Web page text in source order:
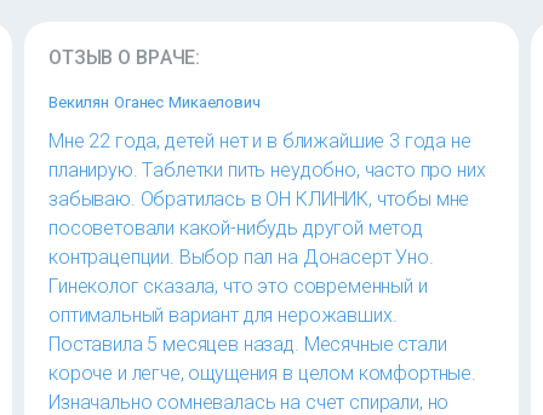
ОТЗЫВ О ВРАЧЕ:
Векилян Оганес Микаелович
Мне 22 года, детей нет и в ближайшие 3 года не
планирую. Таблетки пить неудобно, часто про них
забываю. Обратилась в ОН КЛИНИК, чтобы мне
посоветовали какой-нибудь другой метод
контрацепции. Выбор пал на Донасерт Уно.
Гинеколог сказала, что это современный и
оптимальный вариант для нерожавших.
Поставила 5 месяцев назад. Месячные стали
короче и легче, ощущения в целом комфортные.
Изначально сомневалась на счет спирали, но